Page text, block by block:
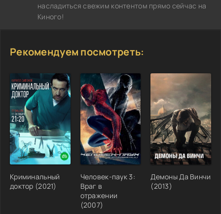
насладиться свежим контентом прямо сейчас на
Киного!
Рекомендуем посмотреть:
Криминальный
доктор (2021)
Человек-паук 3:
Враг в
отражении
(2007)
Демоны Да Винчи
(2013)